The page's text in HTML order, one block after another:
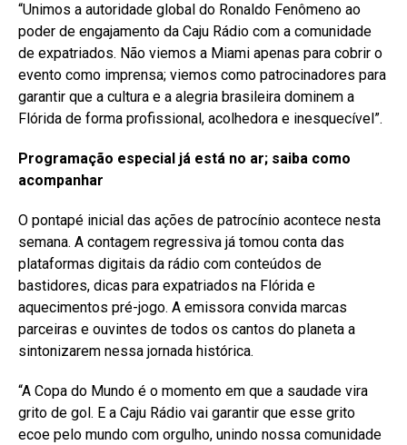
“Unimos a autoridade global do Ronaldo Fenômeno ao
poder de engajamento da Caju Rádio com a comunidade
de expatriados. Não viemos a Miami apenas para cobrir o
evento como imprensa; viemos como patrocinadores para
garantir que a cultura e a alegria brasileira dominem a
Flórida de forma profissional, acolhedora e inesquecível”.
Programação especial já está no ar; saiba como
acompanhar
O pontapé inicial das ações de patrocínio acontece nesta
semana. A contagem regressiva já tomou conta das
plataformas digitais da rádio com conteúdos de
bastidores, dicas para expatriados na Flórida e
aquecimentos pré-jogo. A emissora convida marcas
parceiras e ouvintes de todos os cantos do planeta a
sintonizarem nessa jornada histórica.
“A Copa do Mundo é o momento em que a saudade vira
grito de gol. E a Caju Rádio vai garantir que esse grito
ecoe pelo mundo com orgulho, unindo nossa comunidade